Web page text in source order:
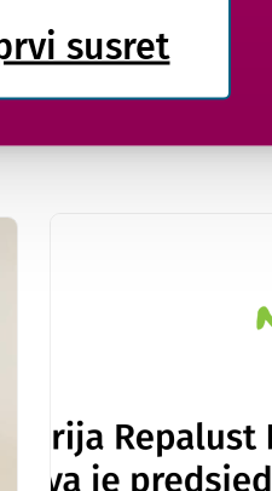
susret